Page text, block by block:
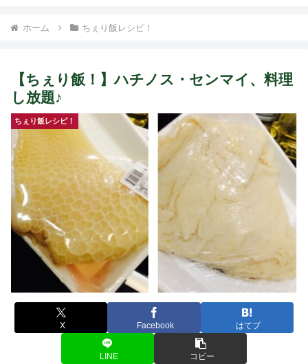
ホーム ちぇり飯レシピ！
【ちぇり飯！】ハチノス・センマイ、料理
し放題♪
ちぇり飯レシピ！
X Facebook はてブ
LINE コピー